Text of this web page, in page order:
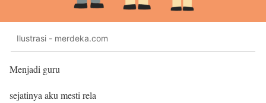
Ilustrasi - merdeka.com
Menjadi guru
sejatinya aku mesti rela